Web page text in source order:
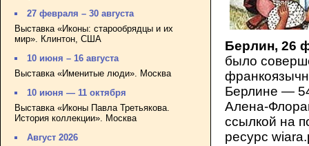
27 февраля – 30 августа
Выставка «Иконы: старообрядцы и их
мир». Клинтон, США
10 июня – 16 августа
Выставка «Именитые люди». Москва
10 июня — 11 октября
Выставка «Иконы Павла Третьякова.
История коллекции». Москва
Август 2026
Берлин, 26
было
Берлине —
Алена-
ссылкой на
ресурс